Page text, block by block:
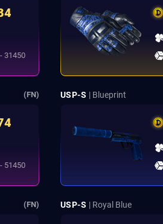
31450
(FN)
51450
USP-S | Blueprint
(FN) USP-S | Royal Blue